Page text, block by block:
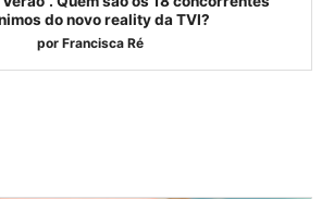
do novo reality da TVI?
por Francisca Ré